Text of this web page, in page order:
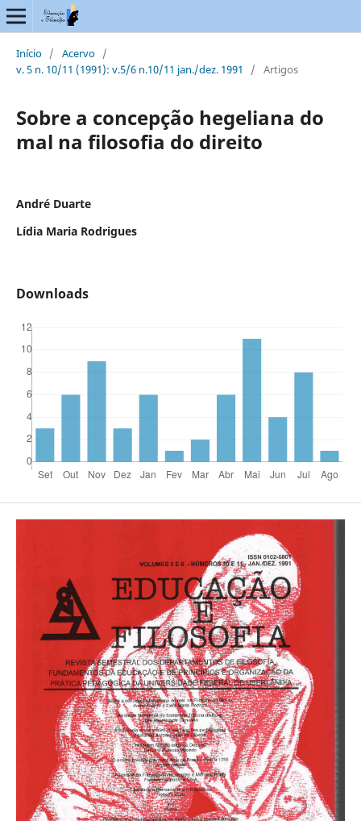
Início / Acervo /
v. 5 n. 10/11 (1991): v.5/6 n.10/11 jan./dez. 1991
/ Artigos
Sobre a concepção hegeliana do
mal na filosofia do direito
André Duarte
Lídia Maria Rodrigues
Downloads